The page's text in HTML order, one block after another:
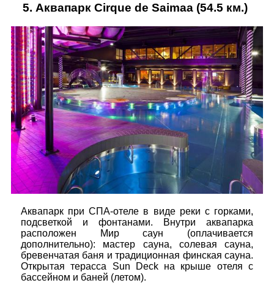
5. Аквапарк Cirque de Saimaa(54.5 км.)
Аквапарк при СПА-отеле в виде реки с горками,
подсветкой и фонтанами. Внутри аквапарка
расположен Мир саун (оплачивается
дополнительно): мастер сауна, солевая сауна,
бревенчатая баня и традиционная финская сауна.
Открытая терасса Sun Deck на крыше отеля с
бассейном и баней (летом).